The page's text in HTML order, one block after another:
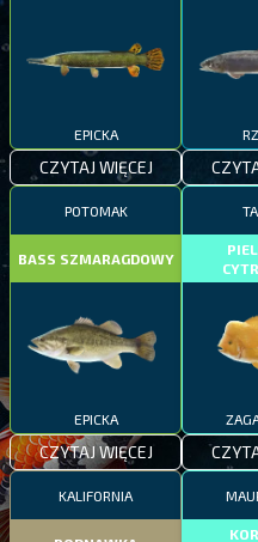
EPICKA
CZYTAJ WIĘCEJ
POTOMAK
BASS SZMARAGDOWY
EPICKA
CZYTAJ WIĘCEJ
KALIFORNIA